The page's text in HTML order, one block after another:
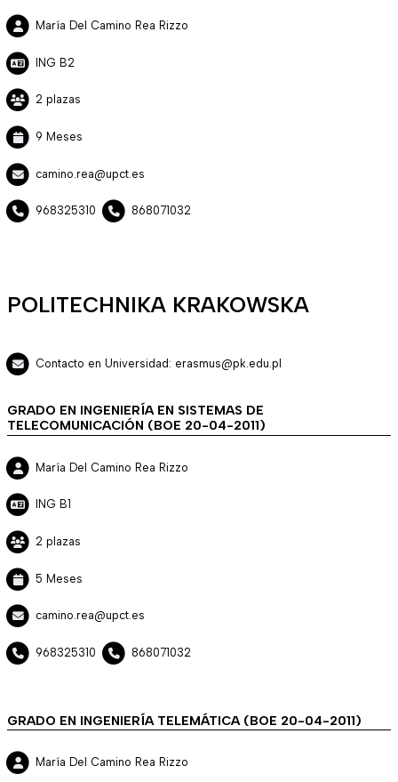
María Del Camino Rea Rizzo
ING B2
2 plazas
9 Meses
camino.rea@upct.es
968325310 868071032
POLITECHNIKA KRAKOWSKA
Contacto en Universidad: erasmus@pk.edu.pl
GRADO EN INGENIERÍA EN SISTEMAS DE
TELECOMUNICACIÓN (BOE 20-04-2011)
María Del Camino Rea Rizzo
ING B1
2 plazas
5 Meses
camino.rea@upct.es
968325310 868071032
GRADO EN INGENIERÍA TELEMÁTICA (BOE 20-04-2011)
María Del Camino Rea Rizzo